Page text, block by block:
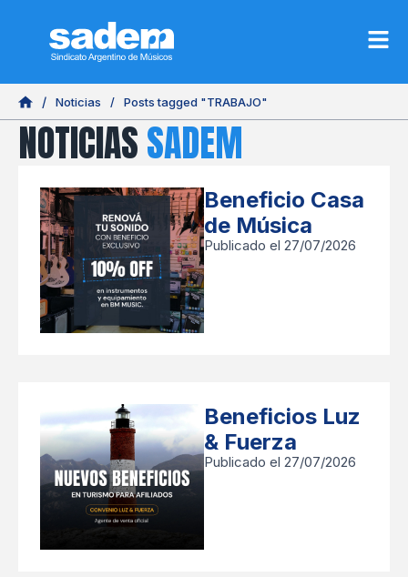
Noticias / Posts tagged "TRABAJO"
NOTICIASSADEM
Beneficio Casa
de Música
Publicado el 27/07/2026
Beneficios Luz
& Fuerza
Publicado el 27/07/2026